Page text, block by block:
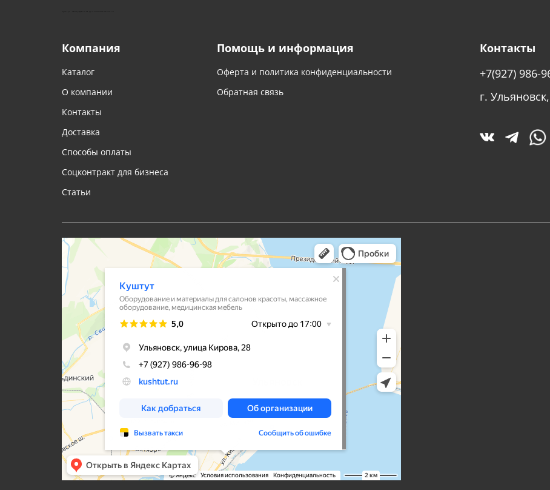
КУШТУТ - ОБОРУДОВАНИЕ ДЛЯ САЛОНОВ КРАСОТЫ
Компания
Каталог
О компании
Контакты
Доставка
Способы оплаты
Соцконтракт для бизнеса
Статьи
Помощь и информация
Оферта и политика конфиденциальности
Обратная связь
Контакты
+7(927) 986-
г.